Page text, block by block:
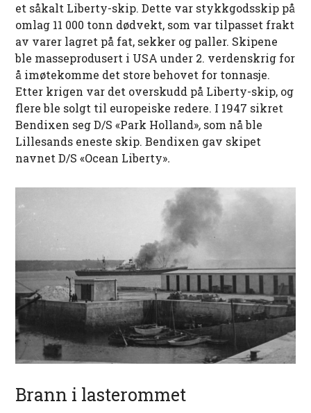
et såkalt Liberty-skip. Dette var stykkgodsskip på
omlag 11 000 tonn dødvekt, som var tilpasset frakt
av varer lagret på fat, sekker og paller. Skipene
ble masseprodusert i USA under 2. verdenskrig for
å imøtekomme det store behovet for tonnasje.
Etter krigen var det overskudd på Liberty-skip, og
flere ble solgt til europeiske redere. I 1947 sikret
Bendixen seg D/S «Park Holland», som nå ble
Lillesands eneste skip. Bendixen gav skipet
navnet D/S «Ocean Liberty».
Brann i lasterommet